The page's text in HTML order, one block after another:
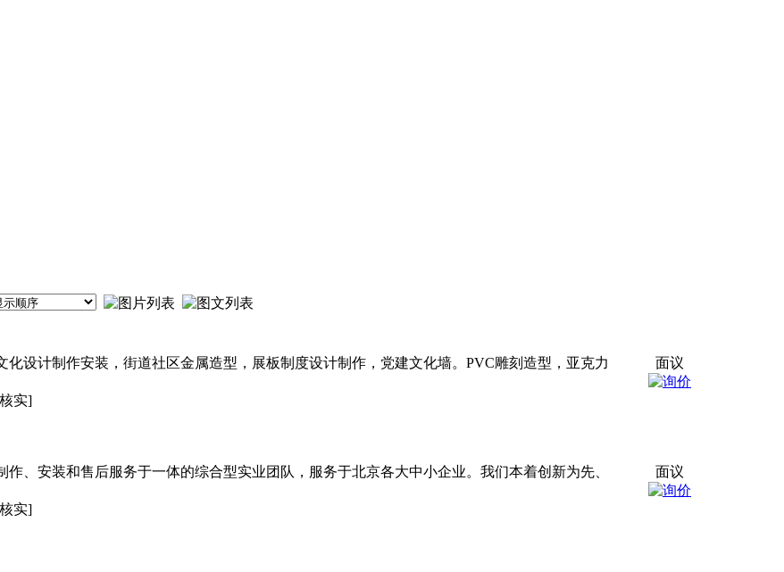
设计制作安装，街道社区金属造型，展板制度设计制作，党建文化墙。PVC雕刻造型，亚克力
实]
面议
、安装和售后服务于一体的综合型实业团队，服务于北京各大中小企业。我们本着创新为先、
实]
面议